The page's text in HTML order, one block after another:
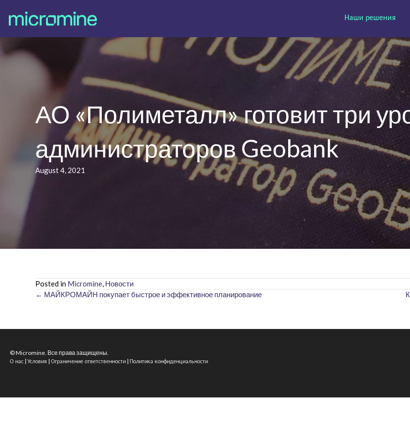
Наши решения
АО «Полиметалл» готовит три
администраторов Geobank
August 4, 2021
Posted in Micromine, Новости
Posts
← МАЙКРОМАЙН покупает быстрое и эффективное планирование
© Micromine. Все права защищены.
О нас | Условия | Ограничение ответственности | Политика конфиденциальности